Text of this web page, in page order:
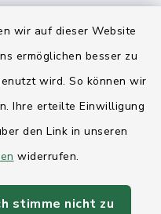
wir auf dieser Website
ermöglichen besser zu
wird. So können wir
Ihre erteilte Einwilligung
den Link in unseren
widerrufen.
stimme nicht zu
Holstein